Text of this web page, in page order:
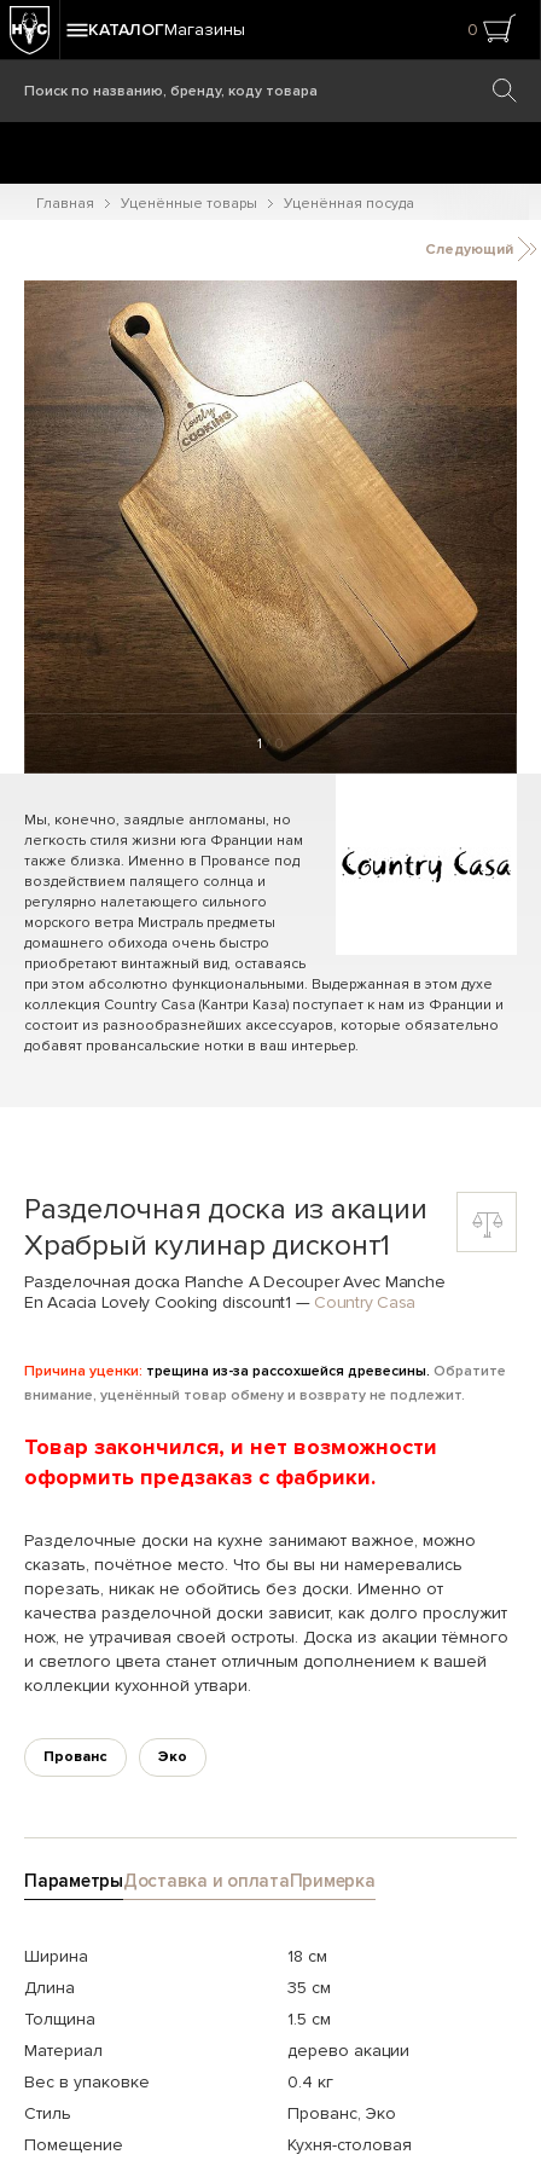
КАТАЛОГМагазины 0
Главная Уценённые товары Уценённая посуда
Следующий
1/ 0
Мы, конечно, заядлые англоманы, но
легкость стиля жизни юга Франции нам
также близка. Именно в Провансе под
воздействием палящего солнца и
регулярно налетающего сильного
морского ветра Мистраль предметы
домашнего обихода очень быстро
приобретают винтажный вид, оставаясь
при этом абсолютно функциональными. Выдержанная в этом духе
коллекция Country Casa (Кантри Каза) поступает к нам из Франции и
состоит из разнообразнейших аксессуаров, которые обязательно
добавят провансальские нотки в ваш интерьер.
Разделочная доска из акации
Храбрый кулинар дисконт1
Разделочная доска Planche A Decouper Avec Manche
En Acacia Lovely Cooking discount1 — Country Casa
Причина уценки: трещина из-за рассохшейся древесины. Обратите
внимание, уценённый товар обмену и возврату не подлежит.
Товар закончился, и нет возможности
оформить предзаказ с фабрики.
Разделочные доски на кухне занимают важное, можно
сказать, почётное место. Что бы вы ни намеревались
порезать, никак не обойтись без доски. Именно от
качества разделочной доски зависит, как долго прослужит
нож, не утрачивая своей остроты. Доска из акации тёмного
и светлого цвета станет отличным дополнением к вашей
коллекции кухонной утвари.
Прованс Эко
ПараметрыДоставка и оплатаПримерка
Ширина
18 см
Длина
35 см
Толщина
1.5 см
Материал
дерево акации
Вес в упаковке
0.4 кг
Стиль
Прованс, Эко
Помещение
Кухня-столовая